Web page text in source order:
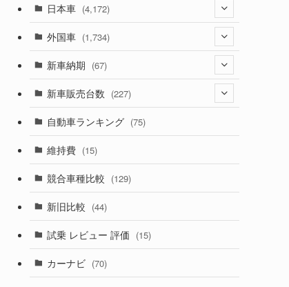
日本車 (4,172)
(1,321)
(329)
(525)
(357)
(328)
(194)
(230)
(253)
外国車 (1,734)
(188)
(242)
(85)
(84)
(14)
(222)
(50)
(58)
新車納期 (67)
(28)
(8)
(3)
(3)
(5)
(1)
新車販売台数 (227)
(21)
(5)
(7)
(5)
自動車ランキング (75)
維持費 (15)
競合車種比較 (129)
新旧比較 (44)
試乗 レビュー 評価 (15)
カーナビ (70)